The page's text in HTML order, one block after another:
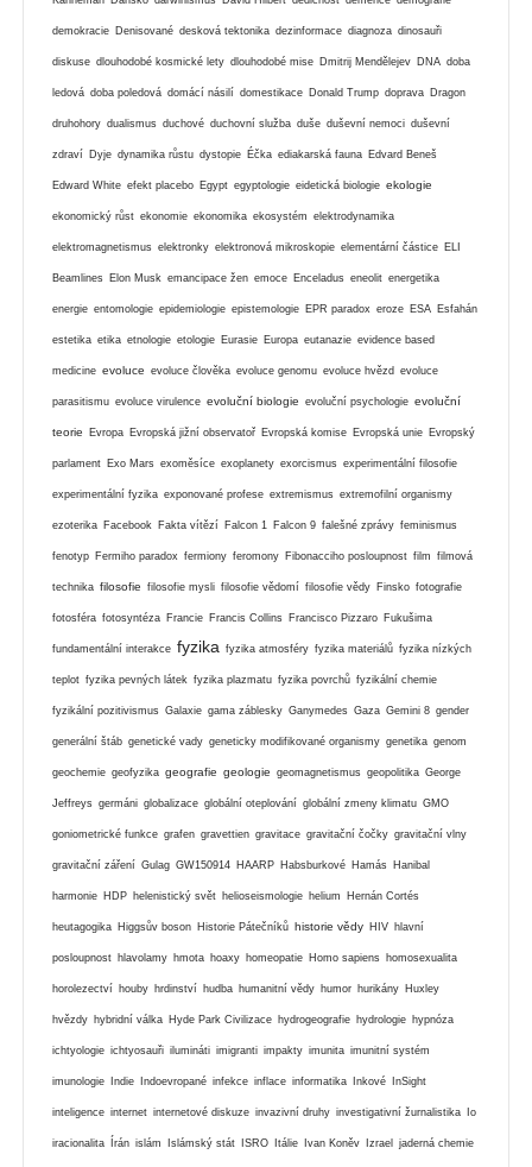
demokracie Denisované desková tektonika dezinformace diagnoza dinosauři
diskuse dlouhodobé kosmické lety dlouhodobé mise Dmitrij Mendělejev DNA doba
ledová doba poledová domácí násilí domestikace Donald Trump doprava Dragon
druhohory dualismus duchové duchovní služba duše duševní nemoci duševní
zdraví Dyje dynamika růstu dystopie Éčka ediakarská fauna Edvard Beneš
Edward White efekt placebo Egypt egyptologie eidetická biologie ekologie
ekonomický růst ekonomie ekonomika ekosystém elektrodynamika
elektromagnetismus elektronky elektronová mikroskopie elementární částice ELI
Beamlines Elon Musk emancipace žen emoce Enceladus eneolit energetika
energie entomologie epidemiologie epistemologie EPR paradox eroze ESA Esfahán
estetika etika etnologie etologie Eurasie Europa eutanazie evidence based
medicine evoluce evoluce člověka evoluce genomu evoluce hvězd evoluce
parasitismu evoluce virulence evoluční biologie evoluční psychologie evoluční
teorie Evropa Evropská jižní observatoř Evropská komise Evropská unie Evropský
parlament Exo Mars exoměsíce exoplanety exorcismus experimentální filosofie
experimentální fyzika exponované profese extremismus extremofilní organismy
ezoterika Facebook Fakta vítězí Falcon 1 Falcon 9 falešné zprávy feminismus
fenotyp Fermiho paradox fermiony feromony Fibonacciho posloupnost film filmová
technika filosofie filosofie mysli filosofie vědomí filosofie vědy Finsko fotografie
fotosféra fotosyntéza Francie Francis Collins Francisco Pizzaro Fukušima
fundamentální interakce fyzika fyzika atmosféry fyzika materiálů fyzika nízkých
teplot fyzika pevných látek fyzika plazmatu fyzika povrchů fyzikální chemie
fyzikální pozitivismus Galaxie gama záblesky Ganymedes Gaza Gemini 8 gender
generální štáb genetické vady geneticky modifikované organismy genetika genom
geochemie geofyzika geografie geologie geomagnetismus geopolitika George
Jeffreys germáni globalizace globální oteplování globální zmeny klimatu GMO
goniometrické funkce grafen gravettien gravitace gravitační čočky gravitační vlny
gravitační záření Gulag GW150914 HAARP Habsburkové Hamás Hanibal
harmonie HDP helenistický svět helioseismologie helium Hernán Cortés
heutagogika Higgsův boson Historie Pátečníků historie vědy HIV hlavní
posloupnost hlavolamy hmota hoaxy homeopatie Homo sapiens homosexualita
horolezectví houby hrdinství hudba humanitní vědy humor hurikány Huxley
hvězdy hybridní válka Hyde Park Civilizace hydrogeografie hydrologie hypnóza
ichtyologie ichtyosauři ilumináti imigranti impakty imunita imunitní systém
imunologie Indie Indoevropané infekce inflace informatika Inkové InSight
inteligence internet internetové diskuze invazivní druhy investigativní žurnalistika Io
iracionalita Írán islám Islámský stát ISRO Itálie Ivan Koněv Izrael jaderná chemie